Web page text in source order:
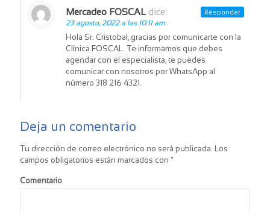
Mercadeo FOSCAL dice:
23 agosto, 2022 a las 10:11 am
Hola Sr. Cristobal, gracias por comunicarte con la
Clínica FOSCAL. Te informamos que debes
agendar con el especialista, te puedes
comunicar con nosotros por WhatsApp al
número 318 216 4321.
Responder
Deja un comentario
Tu dirección de correo electrónico no será publicada. Los
campos obligatorios están marcados con *
Comentario